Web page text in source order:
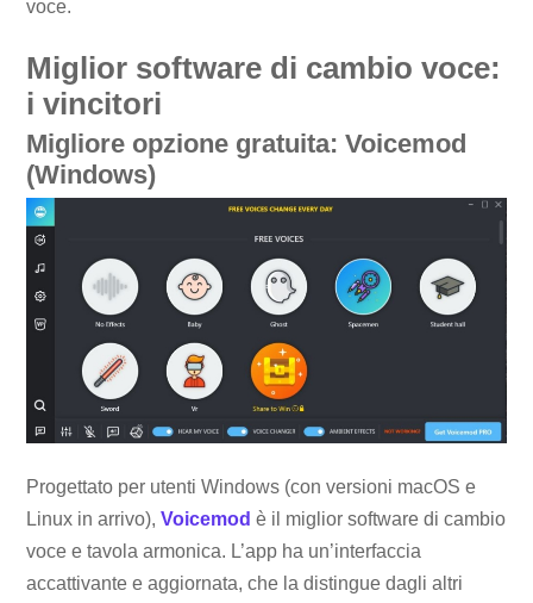
voce.
Miglior software di cambio voce:
i vincitori
Migliore opzione gratuita: Voicemod
(Windows)
Progettato per utenti Windows (con versioni macOS e
Linux in arrivo),Voicemod è il miglior software di cambio
voce e tavola armonica. L’app ha un’interfaccia
accattivante e aggiornata, che la distingue dagli altri